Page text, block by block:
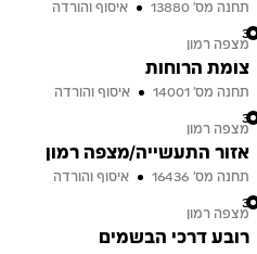
תחנה מס׳ 13880
איסוף והורדה
33
מצפה רמון
צומת הרוחות
תחנה מס׳ 14001
איסוף והורדה
34
מצפה רמון
אזור התעשייה/מצפה רמון
תחנה מס׳ 16436
איסוף והורדה
35
מצפה רמון
רובע דרכי הבשמים